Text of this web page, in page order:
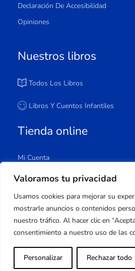
Valoramos tu privacidad
Usamos cookies para mejorar su
mostrarle anuncios o contenidos
nuestro tráfico. Al hacer clic en
consentimiento a nuestro uso de las
Personalizar Rechazar todo
Declaración De Accesibilidad
Opiniones
Nuestros libros
Todos Los Libros
Libros Y Cuentos Infantiles
Tienda online
Mi Cuenta
Carrito
Lista De Deseos
Copyright © 2023 Apuleyo